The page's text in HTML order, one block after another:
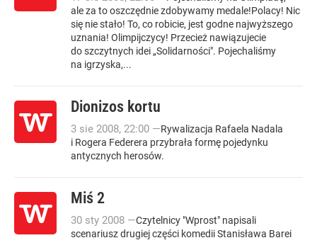
ale za to oszczędnie zdobywamy medale!Polacy! Nic
się nie stało! To, co robicie, jest godne najwyższego
uznania! Olimpijczycy! Przecież nawiązujecie
do szczytnych idei „Solidarności". Pojechaliśmy
na igrzyska,...
Dionizos kortu
3 sie 2008, 22:00 —Rywalizacja Rafaela Nadala
i Rogera Federera przybrała formę pojedynku
antycznych herosów.
Miś 2
30 sty 2008 —Czytelnicy "Wprost" napisali
scenariusz drugiej części komedii Stanisława Barei